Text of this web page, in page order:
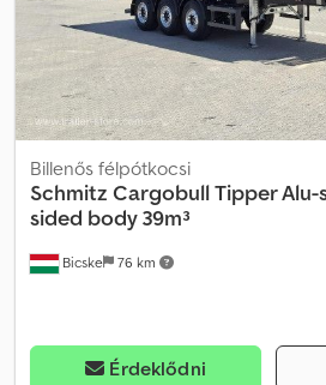
Dcodpfxszh Rvpj Aa Djk Finanszírozásra
finanszírozási megoldásokat, teljes
telematikai szolgáltatásokat kínálunk.
állunk rendelkezésére.
Bicske 76 km
Billenős félpótkocsi
Schmitz CargobullTipper Alu-
sided body 39m³
Érdeklődni